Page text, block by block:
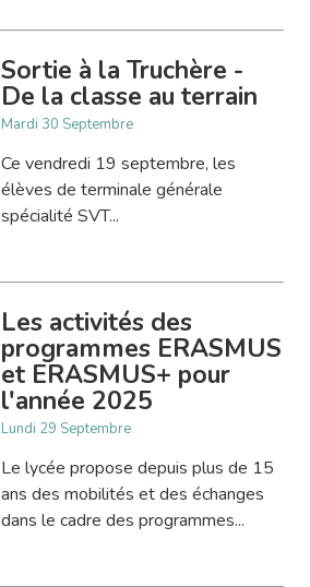
Sortie à la Truchère -
De la classe au terrain
Mardi 30 Septembre
Ce vendredi 19 septembre, les
élèves de terminale générale
spécialité SVT...
Les activités des
programmes ERASMUS
et ERASMUS+ pour
l'année 2025
Lundi 29 Septembre
Le lycée propose depuis plus de 15
ans des mobilités et des échanges
dans le cadre des programmes...